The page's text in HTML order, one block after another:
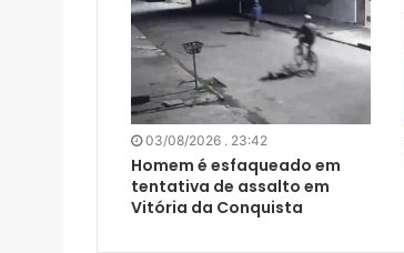
03/08/2026 . 23:42
Homem é esfaqueado em
tentativa de assalto em
Vitória da Conquista